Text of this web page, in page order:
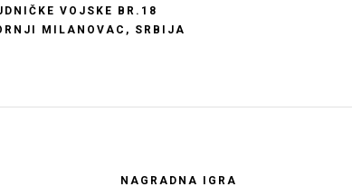
VOJSKE BR.18
MILANOVAC, SRBIJA
NAGRADNA IGRA